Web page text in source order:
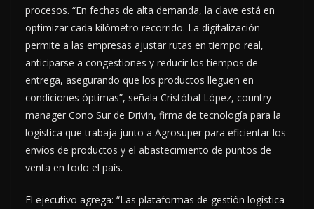
procesos. “En fechas de alta demanda, la clave está en
optimizar cada kilómetro recorrido. La digitalización
permite a las empresas ajustar rutas en tiempo real,
anticiparse a congestiones y reducir los tiempos de
entrega, asegurando que los productos lleguen en
condiciones óptimas”, señala Cristóbal López, country
manager Cono Sur de Drivin, firma de tecnología para la
logística que trabaja junto a Agrosuper para eficientar los
envíos de productos y el abastecimiento de puntos de
venta en todo el país.
El ejecutivo agrega: “Las plataformas de gestión logística